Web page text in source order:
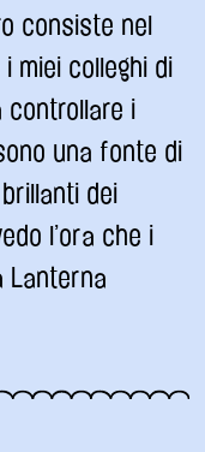
consiste nel
miei colleghi di
controllare i
una fonte di
dei
l’ora che i
Lanterna